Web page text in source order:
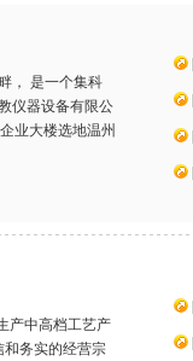
， 是一个集科
仪器设备有限公
业大楼选地温州
产中高档工艺产
和务实的经营宗